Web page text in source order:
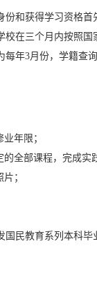
和获得学习资格
在三个月内按照
年3月份，学籍查
年限；
全部课程，完成
；
民教育系列本科